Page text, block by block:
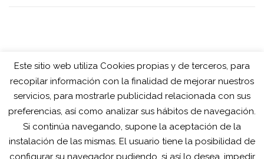
Este sitio web utiliza Cookies propias y de terceros, para
recopilar información con la finalidad de mejorar nuestros
servicios, para mostrarle publicidad relacionada con sus
preferencias, así como analizar sus hábitos de navegación.
Si continúa navegando, supone la aceptación de la
instalación de las mismas. El usuario tiene la posibilidad de
configurar su navegador pudiendo, si así lo desea, impedir